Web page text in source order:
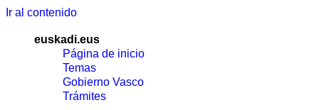
Ir al contenido
euskadi.eus
Página de inicio
Temas
Gobierno Vasco
Trámites